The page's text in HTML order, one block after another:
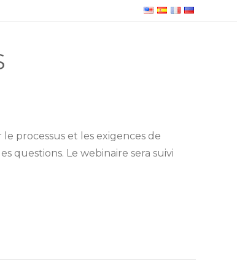
processus et les exigences de
questions. Le webinaire sera suivi